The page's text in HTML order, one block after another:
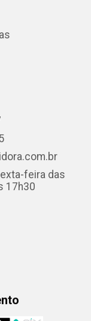
feira das
17h30